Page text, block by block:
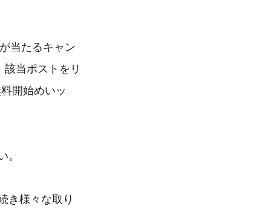
当たるキャン
当ポストをリ
開始めいッ
。
き様々な取り